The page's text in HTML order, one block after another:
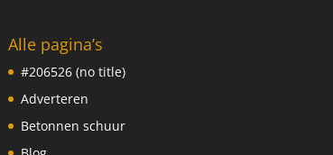
Alle pagina’s
#206526 (no title)
Adverteren
Betonnen schuur